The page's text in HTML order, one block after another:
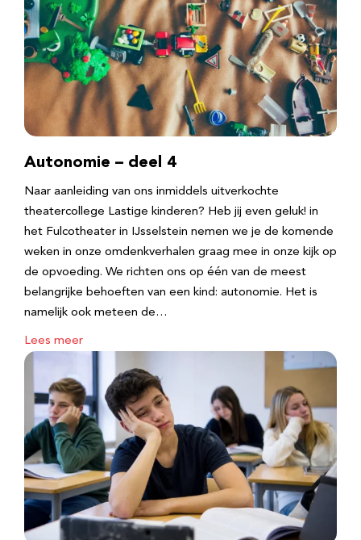
Autonomie – deel 4
Naar aanleiding van ons inmiddels uitverkochte
theatercollege Lastige kinderen? Heb jij even geluk! in
het Fulcotheater in IJsselstein nemen we je de komende
weken in onze omdenkverhalen graag mee in onze kijk op
de opvoeding. We richten ons op één van de meest
belangrijke behoeften van een kind: autonomie. Het is
namelijk ook meteen de…
Lees meer